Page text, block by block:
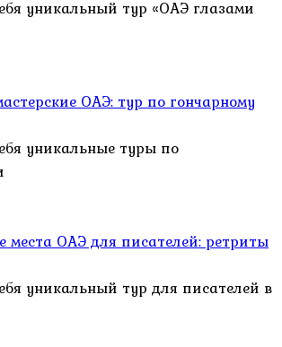
уникальный тур «ОАЭ глазами
ОАЭ: тур по гончарному
уникальные туры по
ОАЭ для писателей: ретриты
уникальный тур для писателей в